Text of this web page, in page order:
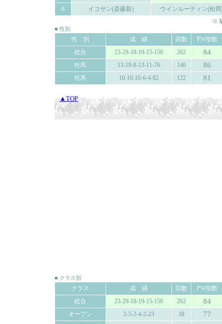
６
イコサン(斎藤新)
ウインルーティン(松
※
■ 性別
性 別 成 績 回数
PW指数
総合
23-29-18-19-15-158 262 84
牡馬 13-19-8-13-11-76 140 86
牝馬 10-10-10-6-4-82 122 81
▲TOP
■ クラス別
クラス 成 績 回数
PW指数
総合
23-29-18-19-15-158 262 84
オープン 2-5-2-4-2-23 38 77